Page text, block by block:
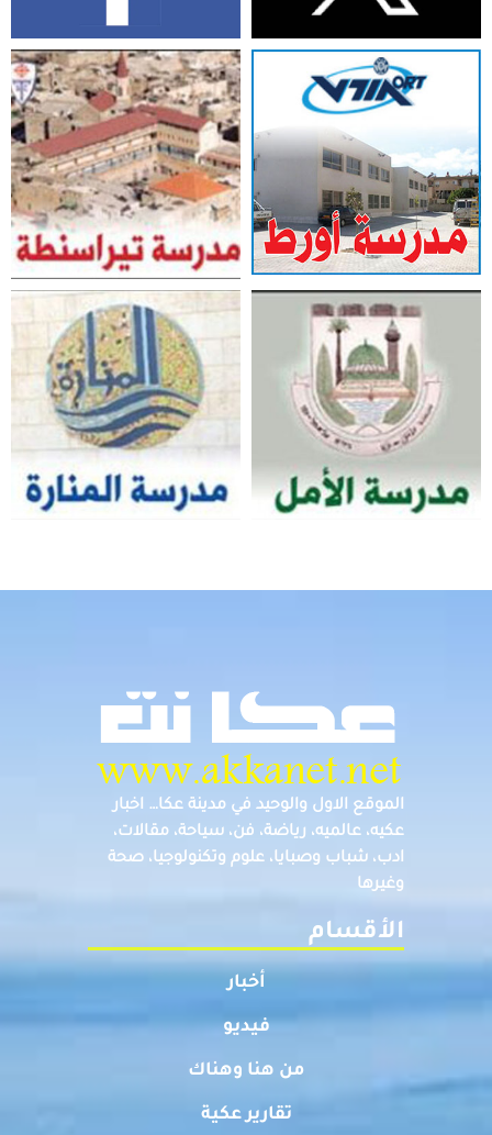
الموقع الاول والوحيد في مدينة عكا… اخبار
عكيه، عالميه، رياضة، فن، سياحة، مقالات،
ادب، شباب وصبايا، علوم وتكنولوجيا، صحة
وغيرها
الأقسام
أخبار
فيديو
من هنا وهناك
تقارير عكية